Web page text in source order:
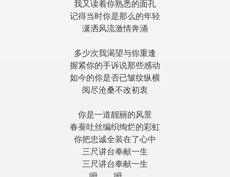
我又读着你熟悉的面孔
记得当时你是那么的年轻
潇洒风流激情奔涌
多少次我渴望与你重逢
握紧你的手诉说那些感动
如今的你是否已皱纹纵横
阅尽沧桑不改初衷
你是一道靓丽的风景
春蚕吐丝编织绚烂的彩虹
你把忠诚全装在了心中
三尺讲台奉献一生
三尺讲台奉献一生